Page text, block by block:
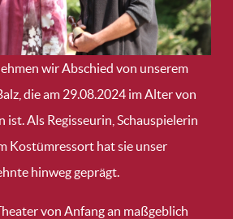
wir Abschied von unserem
die am 29.08.2024 im Alter von
ist. Als Regisseurin, Schauspielerin
Kostümressort hat sie unser
hinweg geprägt.
von Anfang an maßgeblich